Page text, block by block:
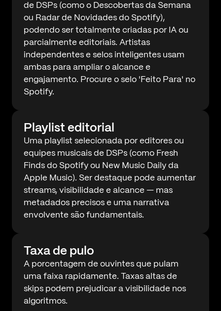
de DSPs (como o Descobertas da Semana
ou Radar de Novidades do Spotify),
podendo ser totalmente criadas por IA ou
parcialmente editoriais. Artistas
independentes e selos inteligentes usam
ambas para ampliar o alcance e
engajamento. Procure o selo 'Feito Para' no
Spotify.
Playlist editorial
Uma playlist selecionada por editores ou
equipes musicais de DSPs (como Fresh
Finds do Spotify ou New Music Daily da
Apple Music). Ser destaque pode aumentar
streams, visibilidade e alcance — mas
metadados precisos e uma narrativa
envolvente são fundamentais.
Taxa de pulo
A porcentagem de ouvintes que pulam
uma faixa rapidamente. Taxas altas de
skips podem prejudicar a visibilidade nos
algoritmos.